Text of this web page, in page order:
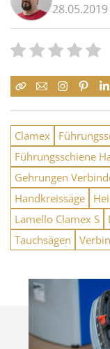
28.05.2019
Clamex
Führungsschiene
Gehrungen
Handkreissäge
Lamello Clamex S
Tauchsägen